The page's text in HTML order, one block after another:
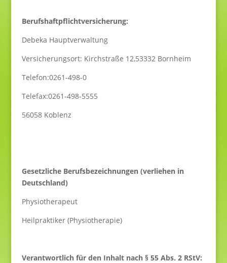
Berufshaftpflichtversicherung:
Debeka Hauptverwaltung
Versicherungsort: Kirchstraße 12,53332 Bornheim
Telefon:0261-498-0
Telefax:0261-498-5555
56058 Koblenz
Gesetzliche Berufsbezeichnungen (verliehen in
Deutschland)
Physiotherapeut
Heilpraktiker (Physiotherapie)
Verantwortlich für den Inhalt nach § 55 Abs. 2 RStV: